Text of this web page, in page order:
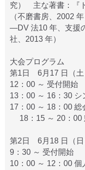
究） 主な著書：『
（不磨書房、2002
―DV 法10 年、支援
社、2013 年）
大会プログラム
第1日 6月17 日（土
12：00 ～ 受付開始
13：00 ～ 16：30 シ
17：00 ～ 18：00
18：15 ～ 20：00
第2日 6月18 日（日
9：30 ～ 受付開始
10：00 ～ 12：00